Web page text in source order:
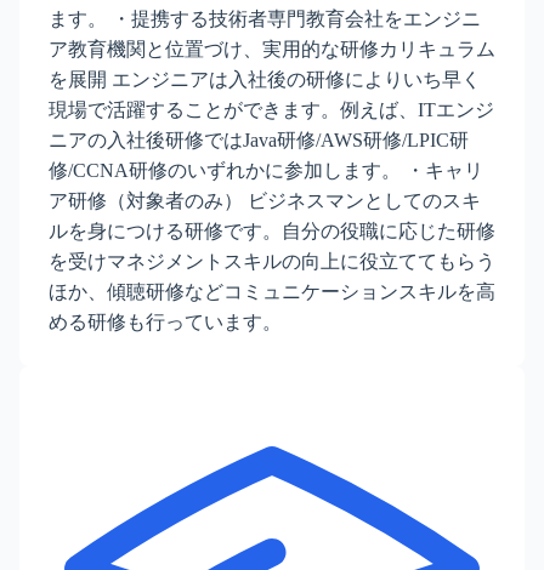
ます。 ・提携する技術者専門教育会社をエンジニ
ア教育機関と位置づけ、実用的な研修カリキュラム
を展開 エンジニアは入社後の研修によりいち早く
現場で活躍することができます。例えば、ITエンジ
ニアの入社後研修ではJava研修/AWS研修/LPIC研
修/CCNA研修のいずれかに参加します。 ・キャリ
ア研修（対象者のみ） ビジネスマンとしてのスキ
ルを身につける研修です。自分の役職に応じた研修
を受けマネジメントスキルの向上に役立ててもらう
ほか、傾聴研修などコミュニケーションスキルを高
める研修も行っています。